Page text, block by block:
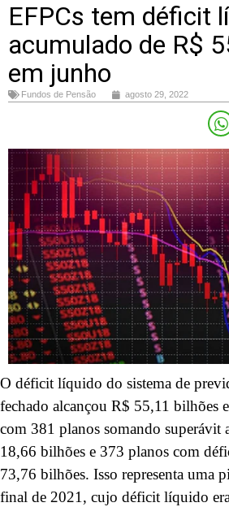
EFPCs tem déficit
acumulado de R$
em junho
Fundos de Pensão agosto 29, 2022
O déficit líquido do sistema de
fechado alcançou R$ 55,11 bilhões
com 381 planos somando superávit
18,66 bilhões e 373 planos com
73,76 bilhões. Isso representa uma
final de 2021, cujo déficit líquido